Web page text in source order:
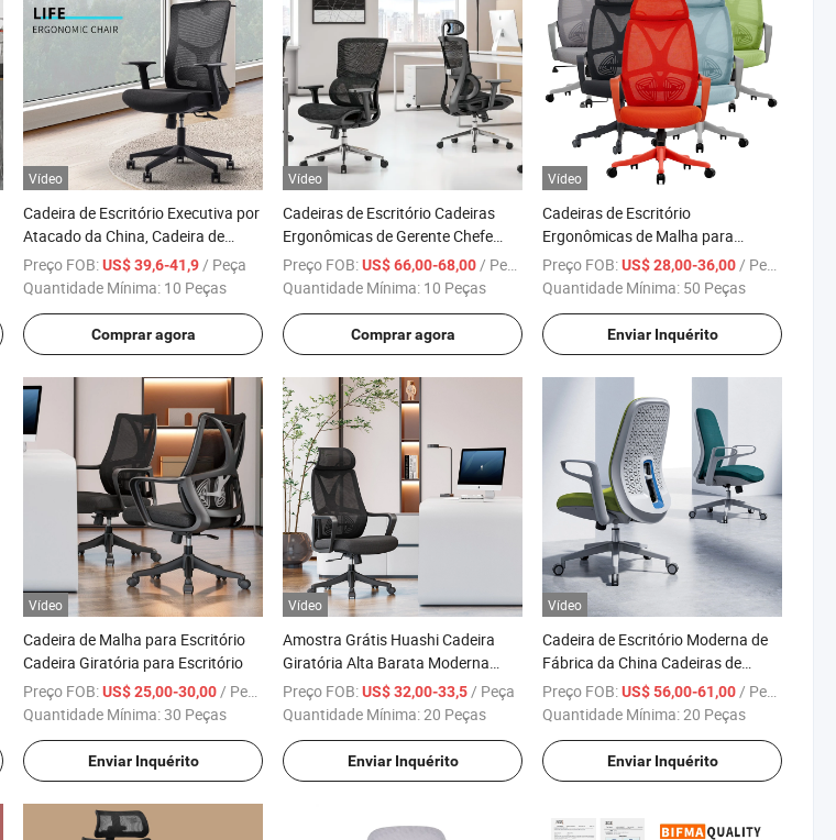
Vídeo
Cadeira de Escritório Executiva por
Atacado da China, Cadeira de
Malha para Computador, Cadeiras
de Escritório Ergonômicas com
Preço FOB:US$ 39,6-41,9 / Peça
Quantidade Mínima: 10 Peças
Comprar agora
Vídeo
Cadeiras de Escritório Cadeiras
Ergonômicas de Gerente Chefe
Cadeira Moderna de Escritório
Cadeira de Malha para
Cadeira de Funcionário
Preço FOB:US$ 66,00-68,00 / Peça
Quantidade Mínima: 10 Peças
Comprar agora
Vídeo
Cadeiras de Escritório
Ergonômicas de Malha para
Computador, Cadeira de Tarefa
para Mesa, Cadeira de Conferência
com Personalização Básica,
Cadeiras Executivas, Chaise de
Escritório
Preço FOB:US$ 28,00-36,00 / Peça
Quantidade Mínima: 50 Peças
Enviar Inquérito
Vídeo
Cadeira de Malha para Escritório
Cadeira Giratória para Escritório
Preço FOB:US$ 25,00-30,00 / Peça
Quantidade Mínima:30 Peças
Enviar Inquérito
Vídeo
Amostra Grátis Huashi Cadeira
Giratória Alta Barata Moderna
631A Cadeiras de Escritório
Ergonômicas Cadeira de
China
Preço FOB:US$ 32,00-33,5 / Peça
Quantidade Mínima:20 Peças
Enviar Inquérito
Vídeo
Cadeira de Escritório Moderna de
Fábrica da China Cadeiras de
Escritório Cadeira de Malha OEM
Cadeira Ergonômica para
de Computador Giratória
Preço FOB:US$ 56,00-61,00 / Peça
Quantidade Mínima:20 Peças
Enviar Inquérito